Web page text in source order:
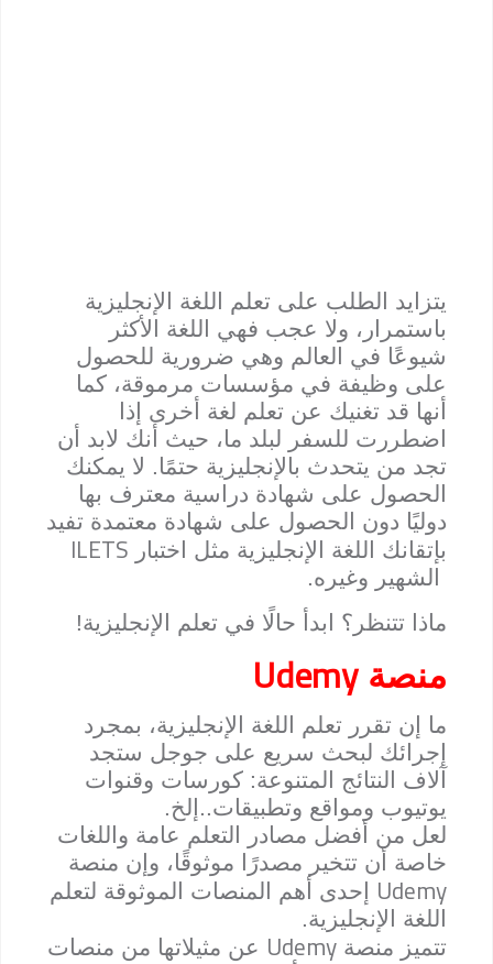
يتزايد الطلب على تعلم اللغة الإنجليزية
باستمرار، ولا عجب فهي اللغة الأكثر
شيوعًا في العالم وهي ضرورية للحصول
على وظيفة في مؤسسات مرموقة، كما
أنها قد تغنيك عن تعلم لغة أخرى إذا
اضطررت للسفر لبلد ما، حيث أنك لابد أن
تجد من يتحدث بالإنجليزية حتمًا. لا يمكنك
الحصول على شهادة دراسية معترف بها
دوليًا دون الحصول على شهادة معتمدة تفيد
بإتقانك اللغة الإنجليزية مثل اختبار ILETS
الشهير وغيره.
ماذا تتنظر؟ ابدأ حالًا في تعلم الإنجليزية!
منصةUdemy
ما إن تقرر تعلم اللغة الإنجليزية، بمجرد
إجرائك لبحث سريع على جوجل ستجد
آلاف النتائج المتنوعة: كورسات وقنوات
يوتيوب ومواقع وتطبيقات..إلخ.
لعل من أفضل مصادر التعلم عامة واللغات
خاصة أن تتخير مصدرًا موثوقًا، وإن منصة
Udemy إحدى أهم المنصات الموثوقة لتعلم
اللغة الإنجليزية.
تتميز منصة Udemy عن مثيلاتها من منصات